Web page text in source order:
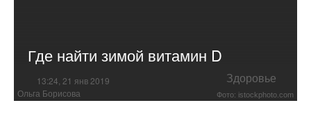
Где найти зимой витамин D
13:24, 21 янв 2019 Здоровье
Ольга Борисова Фото: istockphoto.com